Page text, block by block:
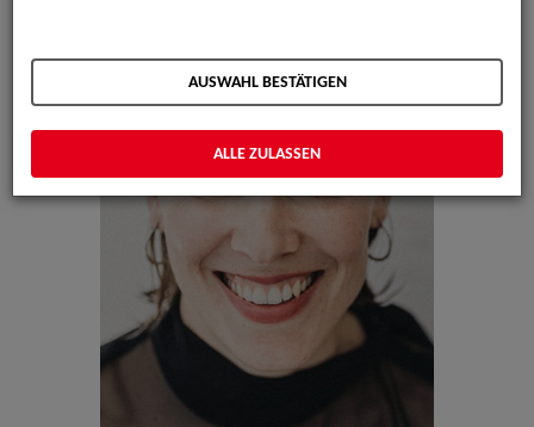
AUSWAHL BESTÄTIGEN
ALLE ZULASSEN